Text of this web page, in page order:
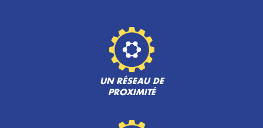
UN RÉSEAU DE
PROXIMITÉ